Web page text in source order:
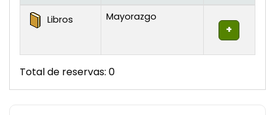
Existencias
Libros Mayorazgo
Total de reservas: 0